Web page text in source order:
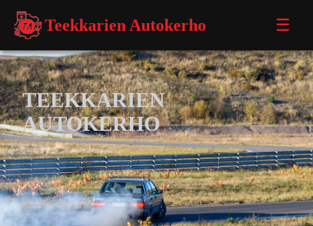
Teekkarien Autokerho ☰
TEEKKARIEN
AUTOKERHO